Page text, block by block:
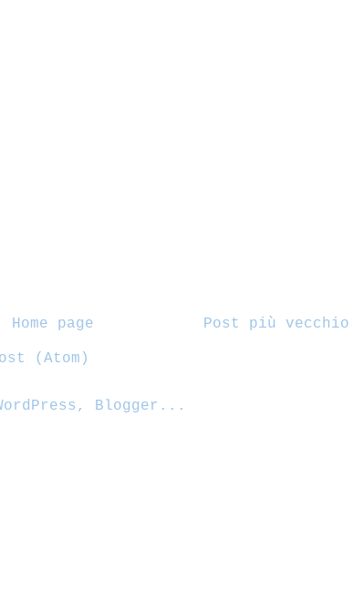
Post più vecchio
Home page
(Atom)